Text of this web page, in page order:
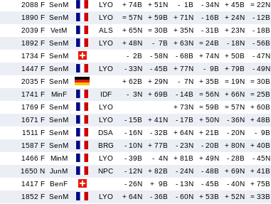
2088 F SenM LYO + 74B + 51N - 1B - 34N + 45B = 22N
1890 F SenM LYO = 57N + 59B + 71N - 16B + 24N - 12B
2039 F VetM ALS + 65N = 30B + 35N - 31B + 23N - 18B
1892 F SenM LYO + 48N - 7B + 63N = 24B - 18N - 56B
1734 F SenM - 2B - 58N - 68B + 74N + 50B - 47N
1447 F SenM LYO - 33N - 45B + 77N - 9B + 79B - 49N
2035 F SenM + 62B + 29N - 7N + 35B = 19N = 30B
1741 F MinF IDF - 3N + 69B - 14B = 56N + 66N = 25B
1769 F SenM LYO + 73N = 59B = 57N + 60B
1671 F SenM LYO - 15B + 41N - 17B + 50N - 36N + 48B
1511 F SenM DSA - 16N - 32B + 64N + 21B - 20N - 9B
1587 F SenM BRG - 10N + 77B - 23N - 20B + 80N + 40B
1466 F MinM LYO - 39B - 4N + 81B + 49N - 28B - 45N
1650 N JunM NPC - 12N + 82B - 24N - 48B + 69N + 41B
1417 F BenF - 26N + 9B - 13N - 45B - 40N + 75B
1852 F SenM LYO + 64N - 36B - 60N + 53B + 52N = 33B